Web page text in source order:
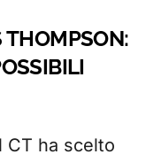
THOMPSON:
CT ha scelto